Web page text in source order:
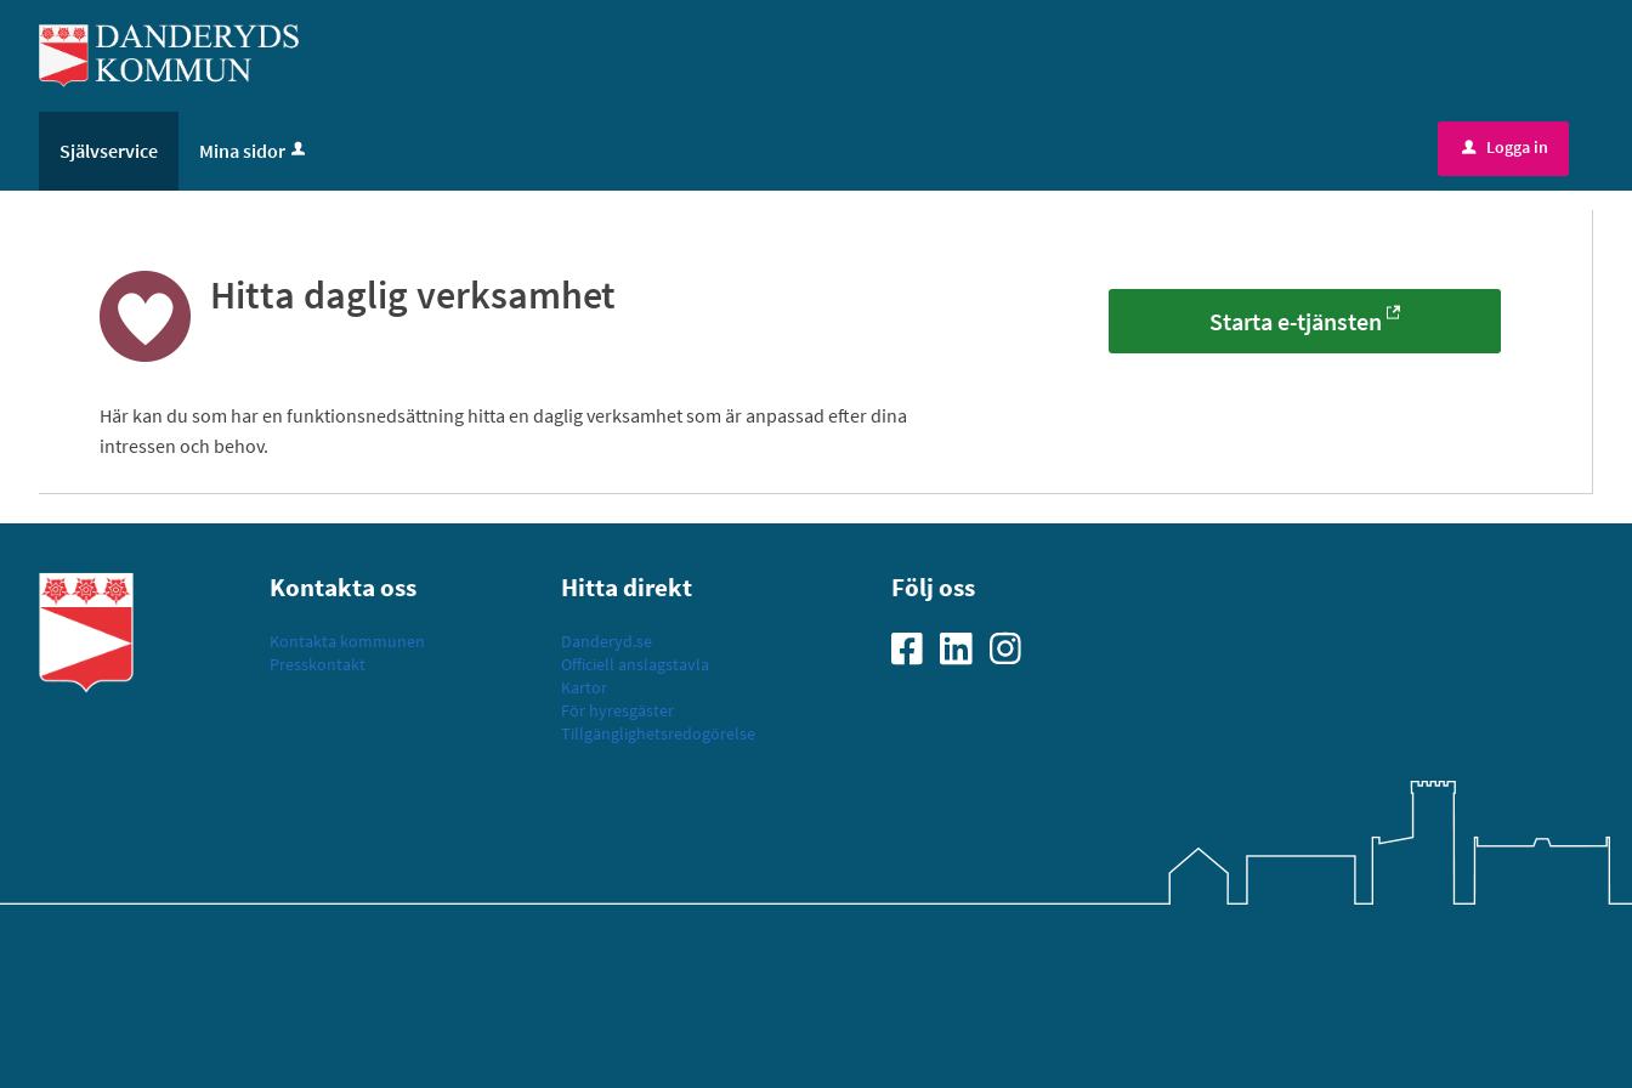
självservice
Danderyds
kommun
Självservice Mina sidor u Logga in
Hitta daglig verksamhet
Här kan du som har en funktionsnedsättning hitta en daglig verksamhet som är anpassad efter dina
intressen och behov.
Starta e-tjänsten
Kontakta oss
Kontakta kommunen
Presskontakt
Hitta direkt
Danderyd.se
Officiell anslagstavla
Kartor
För hyresgäster
Tillgänglighetsredogörelse
Följ oss